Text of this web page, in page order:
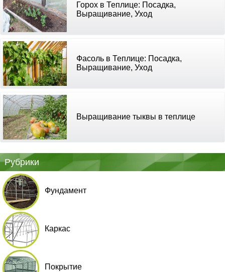
Горох в Теплице: Посадка,
Выращивание, Уход
Фасоль в Теплице: Посадка,
Выращивание, Уход
Выращивание тыквы в теплице
Рубрики
Фундамент
Каркас
Покрытие